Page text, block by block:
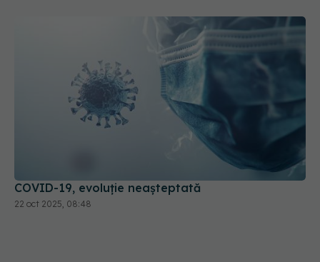
COVID-19, evoluție neașteptată
22 oct 2025, 08:48